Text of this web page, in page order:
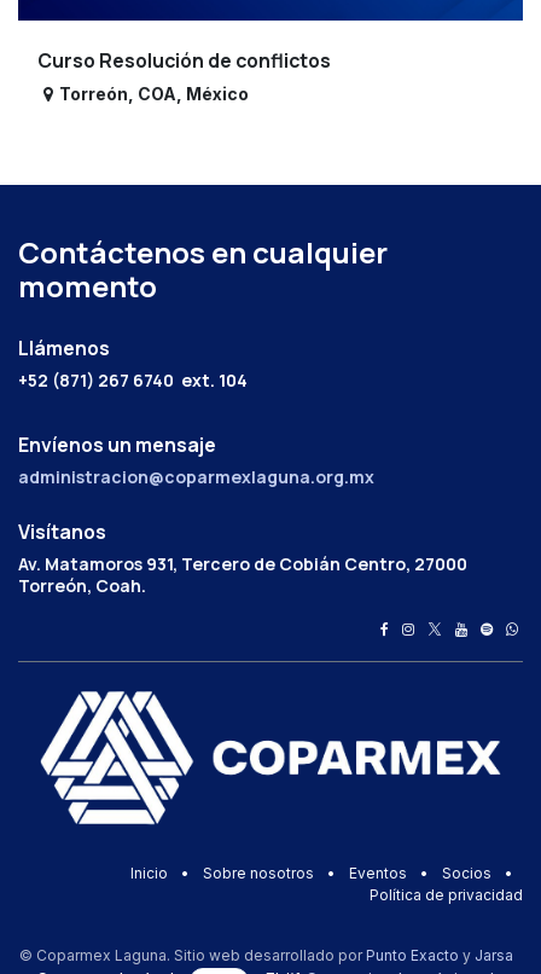
Curso Resolución de conflictos
Torreón COA México
Contáctenos en cualquier
momento
Llámenos
+52 (871) 267 6740 ext. 104
Envíenos un mensaje
administracion@coparmexlaguna.org.mx
Visítanos
Av. Matamoros 931, Tercero de Cobián Centro, 27000
Torreón, Coah.
Inicio • Sobre nosotros • Eventos • Socios
•
Política de privacidad
© Coparmex Laguna. Sitio web desarrollado por Punto Exacto y Jarsa